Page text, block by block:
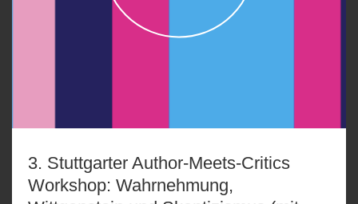
3. Stuttgarter Author-Meets-Critics
Workshop: Wahrnehmung,